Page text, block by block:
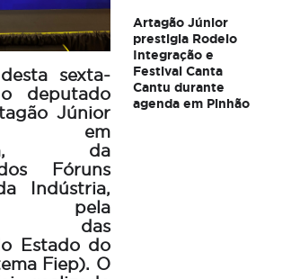
sexta-
deputado
Júnior
em
da
Fóruns
Indústria,
pela
das
Estado do
Fiep). O
Artagão Júnior
prestigia Rodeio
Integração e
Festival Canta
Cantu durante
agenda em Pinhão